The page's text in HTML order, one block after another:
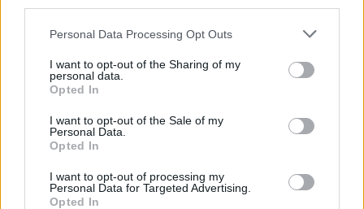
Personal Data Processing Opt Outs
I want to opt-out of the Sharing of my
personal data.
Opted In
I want to opt-out of the Sale of my
Personal Data.
Opted In
I want to opt-out of processing my
Personal Data for Targeted Advertising.
Opted In